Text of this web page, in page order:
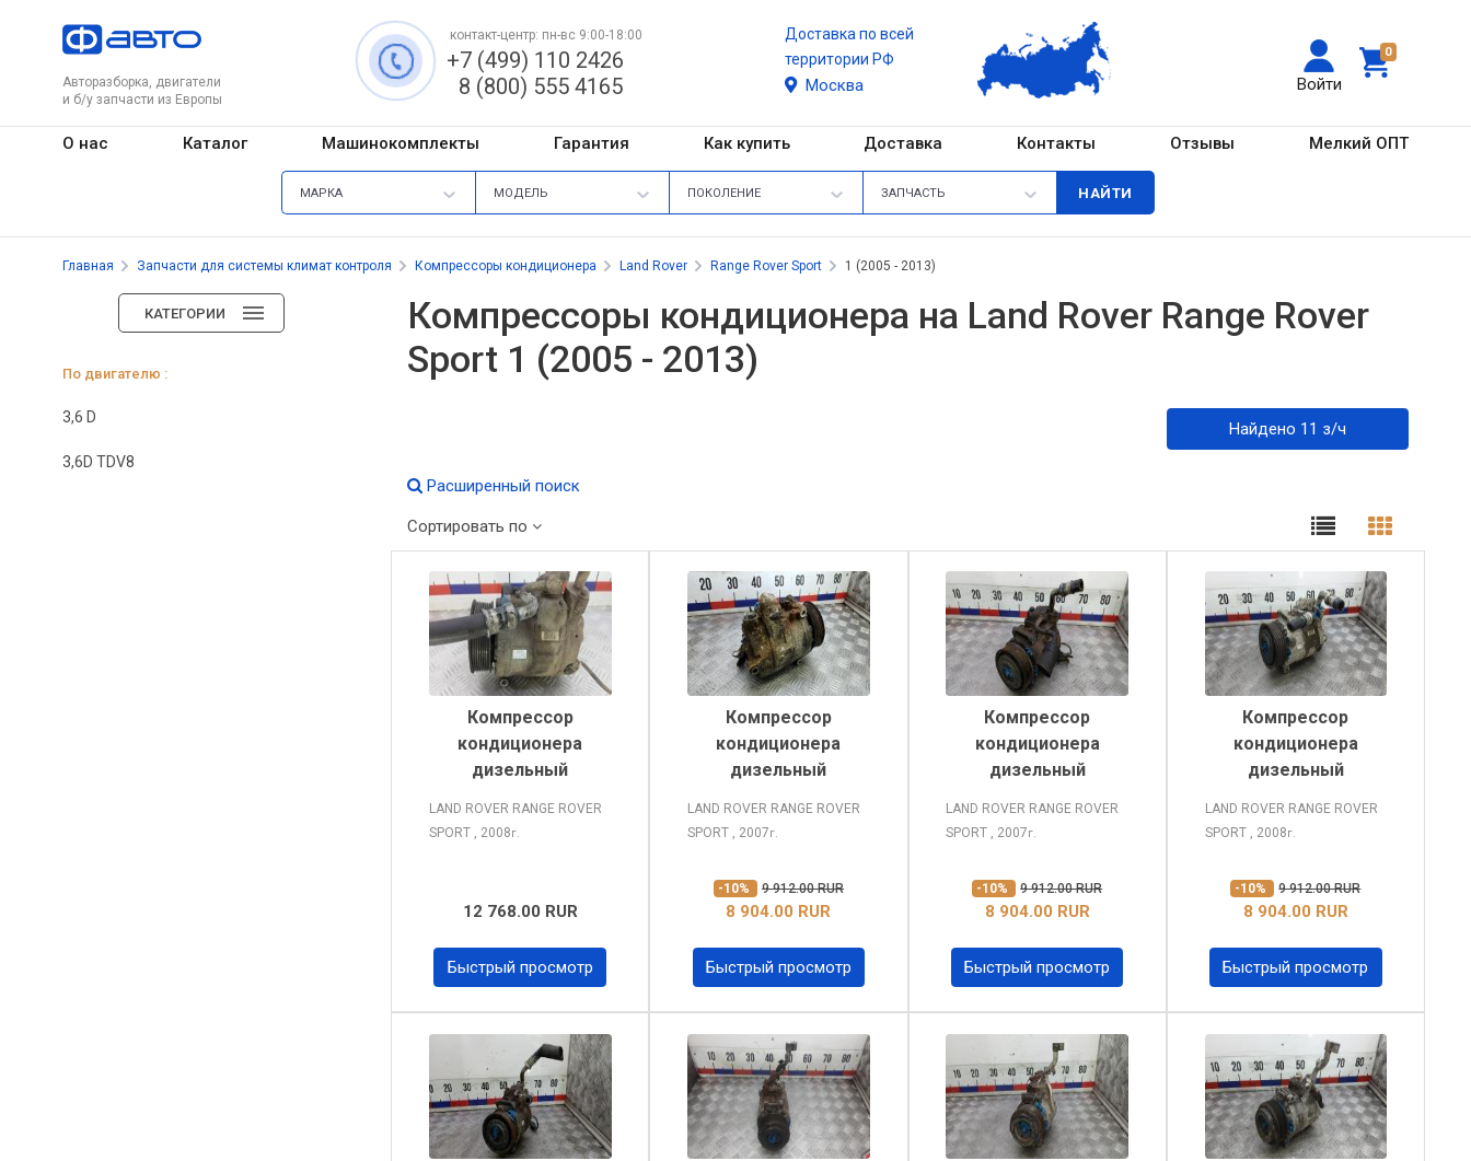
Авторазборка, двигатели
и б/у запчасти из Европы
0
Войти
контакт-центр: пн-вс 9:00-18:00
+7 (499) 110 2426
8 (800) 555 4165
Доставка по всей
территории РФ
Москва
О нас Каталог Машинокомплекты Гарантия Как купить Доставка Контакты Отзывы Мелкий ОПТ
МАРКА МОДЕЛЬ ПОКОЛЕНИЕ ЗАПЧАСТЬ
Главная Запчасти для системы климат контроля Компрессоры кондиционера Land Rover Range Rover Sport 1 (2005 - 2013)
КАТЕГОРИИ
По двигателю :
3,6 D
3,6D TDV8
Компрессоры кондиционера на Land Rover Range Rover
Sport 1 (2005 - 2013)
Найдено 11 з/ч
Расширенный поиск
Сортировать по
Компрессор
кондиционера
дизельный
LAND ROVER RANGE ROVER
SPORT , 2008г.
12 768.00 RUR
Быстрый просмотр
Компрессор
кондиционера
дизельный
LAND ROVER RANGE ROVER
SPORT , 2007г.
-10% 9 912.00 RUR
8 904.00 RUR
Быстрый просмотр
Компрессор
кондиционера
дизельный
LAND ROVER RANGE ROVER
SPORT , 2007г.
-10% 9 912.00 RUR
8 904.00 RUR
Быстрый просмотр
Компрессор
кондиционера
дизельный
LAND ROVER RANGE ROVER
SPORT , 2008г.
-10% 9 912.00 RUR
8 904.00 RUR
Быстрый просмотр